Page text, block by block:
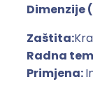
k
a
s
t
Dimenzije
Zaštita:
Radna
Primjena: